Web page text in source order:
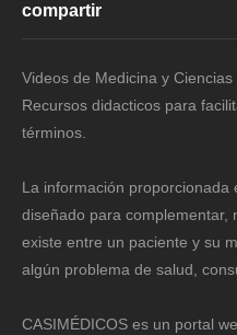
compartir
Videos de Medicina y
Recursos didacticos para
términos.
La información proporcionada
diseñado para complementar,
existe entre un paciente y su
algún problema de salud,
CASIMÉDICOS es un portal